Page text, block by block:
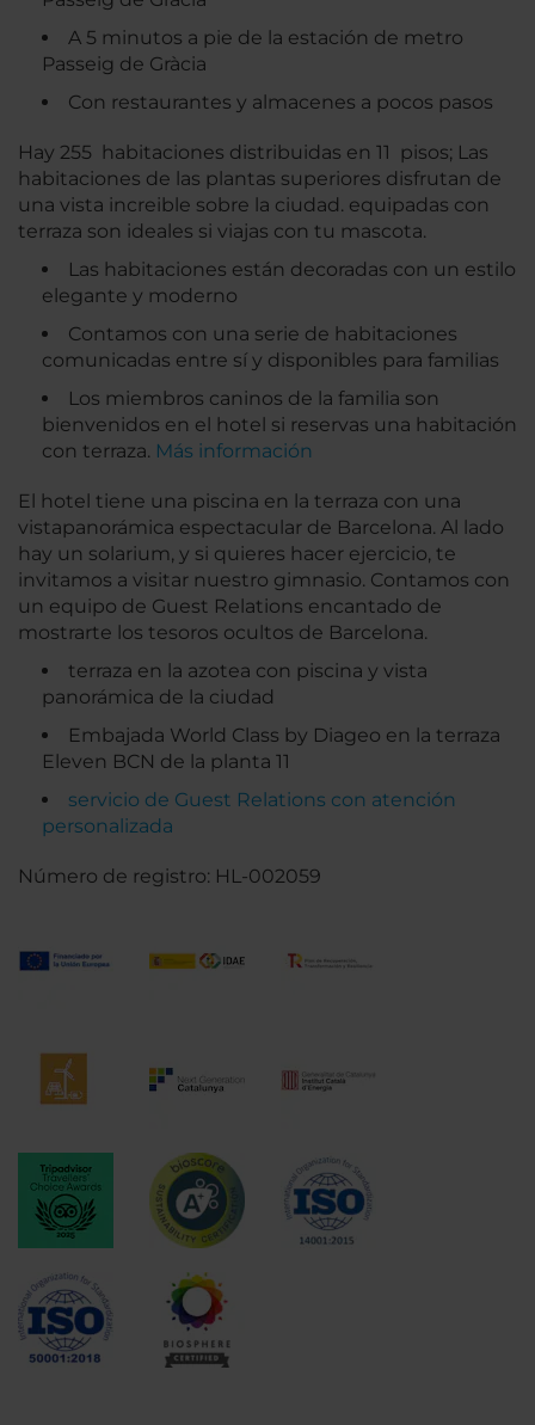
A 5 minutos a pie de la estación de metro
Passeig de Gràcia
Con restaurantes y almacenes a pocos pasos
Hay 255 habitaciones distribuidas en 11 pisos; Las
habitaciones de las plantas superiores disfrutan de
una vista increible sobre la ciudad. equipadas con
terraza son ideales si viajas con tu mascota.
Las habitaciones están decoradas con un estilo
elegante y moderno
Contamos con una serie de habitaciones
comunicadas entre sí y disponibles para familias
Los miembros caninos de la familia son
bienvenidos en el hotel si reservas una habitación
con terraza. Más información
El hotel tiene una piscina en la terraza con una
vistapanorámica espectacular de Barcelona. Al lado
hay un solarium, y si quieres hacer ejercicio, te
invitamos a visitar nuestro gimnasio. Contamos con
un equipo de Guest Relations encantado de
mostrarte los tesoros ocultos de Barcelona.
terraza en la azotea con piscina y vista
panorámica de la ciudad
Embajada World Class by Diageo en la terraza
Eleven BCN de la planta 11
servicio de Guest Relations con atención
personalizada
Número de registro: HL-002059